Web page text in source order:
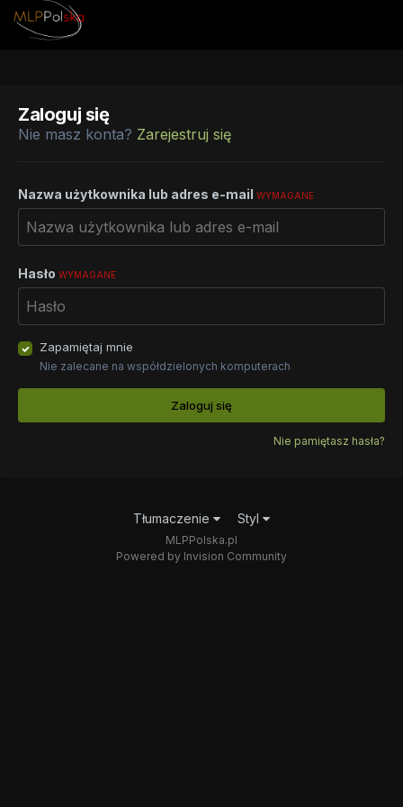
Zaloguj się
Nie masz konta? Zarejestruj się
Nazwa użytkownika lub adres e-mail WYMAGANE
Hasło WYMAGANE
Zapamiętaj mnie
Nie zalecane na współdzielonych komputerach
Zaloguj się
Nie pamiętasz hasła?
Tłumaczenie Styl
MLPPolska.pl
Powered by Invision Community